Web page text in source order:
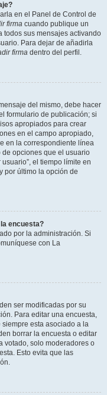
en el Panel de Control de
firma cuando publique un
todos sus mensajes activando
Para dejar de añadirla
firma dentro del perfil.
del mismo, debe hacer
formulario de publicación; si
apropiados para crear
en el campo apropiado,
en la correspondiente línea
opciones que el usuario
el tiempo límite en
por último la opción de
encuesta?
por la administración. Si
con La
ser modificadas por su
Para editar una encuesta,
esta asociado a la
borrar la encuesta o editar
votado, solo moderadores o
Esto evita que las